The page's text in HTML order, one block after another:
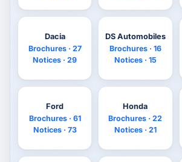
Dacia
Brochures · 27
Notices · 29
DS Automobiles
Brochures · 16
Notices · 15
Ford
Brochures · 61
Notices · 73
Honda
Brochures · 22
Notices · 21